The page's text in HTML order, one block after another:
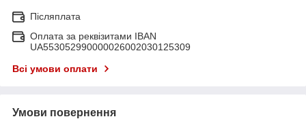
Післяплата
Оплата за реквізитами IBAN
UA553052990000026002030125309
Всі умови оплати
Умови повернення